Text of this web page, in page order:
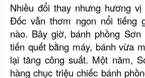
Nhiều đổi thay nhưng hương
Đốc vẫn thơm ngon nổi tiếng
nào. Bây giờ, bánh phồng
tiến quết bằng máy, bánh vừa
lại tăng công suất. Một năm,
hàng chục triệu chiếc bánh